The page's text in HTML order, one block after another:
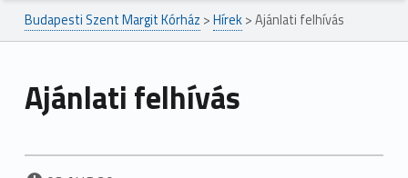
Budapesti Szent Margit Kórház >Hírek>Ajánlati felhívás
Ajánlati felhívás
POSTED ON: